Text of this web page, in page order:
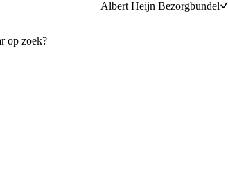
Albert Heijn Bezorgbundel